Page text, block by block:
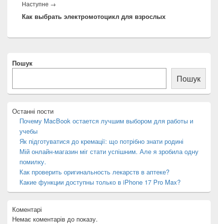
Наступне →
запис:
Как выбрать электромотоцикл для взрослых
розташування
панелі
Пошук
Пошук
Останні пости
Почему MacBook остается лучшим выбором для работы и
учебы
Як підготуватися до кремації: що потрібно знати родині
Мій онлайн-магазин міг стати успішним. Але я зробила одну
помилку.
Как проверить оригинальность лекарств в аптеке?
Какие функции доступны только в iPhone 17 Pro Max?
Коментарі
Немає коментарів до показу.